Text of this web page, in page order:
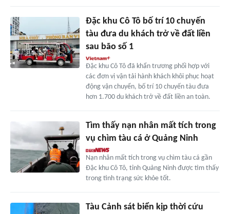
Đặc khu Cô Tô bố trí 10 chuyến
tàu đưa du khách trở về đất liền
sau bão số 1
Đặc khu Cô Tô đã khẩn trương phối hợp với
các đơn vị vận tải hành khách khôi phục hoạt
động vận chuyển, bố trí 10 chuyến tàu đưa
hơn 1.700 du khách trở về đất liền an toàn.
Tìm thấy nạn nhân mất tích trong
vụ chìm tàu cá ở Quảng Ninh
Nạn nhân mất tích trong vụ chìm tàu cá gần
Đặc khu Cô Tô, tỉnh Quảng Ninh được tìm thấy
trong tình trạng sức khỏe tốt.
Tàu Cảnh sát biển kịp thời cứu